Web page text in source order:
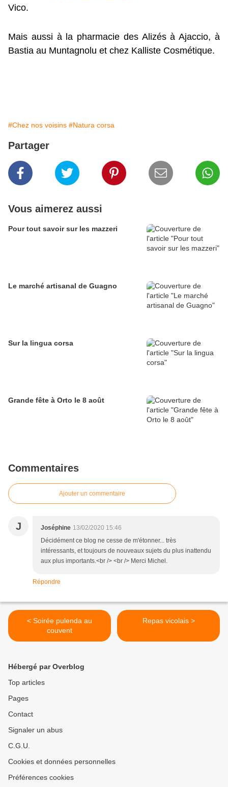
Vico.
Mais aussi à la pharmacie des Alizés à Ajaccio, à
Bastia au Muntagnolu et chez Kalliste Cosmétique.
#Chez nos voisins #Natura corsa
Partager
Vous aimerez aussi
Pour tout savoir sur les mazzeri
Le marché artisanal de Guagno
Sur la lingua corsa
Grande fête à Orto le 8 août
Commentaires
Ajouter un commentaire
J Joséphine 13/02/2020 15:46
Décidément ce blog ne cesse de m'étonner... très
intéressants, et toujours de nouveaux sujets du plus inattendu
aux plus importants.<br /> <br /> Merci Michel.
Répondre
< Soirée pulenda au
couvent
Repas vicolais >
Hébergé par Overblog
Top articles
Pages
Contact
Signaler un abus
C.G.U.
Cookies et données personnelles
Préférences cookies